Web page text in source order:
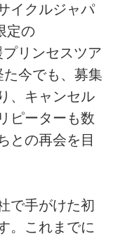
イクルジャパ
定の
プリンセスツア
今でも、募集
、キャンセル
ピーターも数
との再会を目
で手がけた初
。これまでに